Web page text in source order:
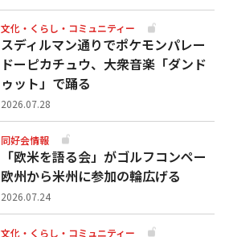
文化・くらし・コミュニティー
スディルマン通りでポケモンパレー
ドーピカチュウ、大衆音楽「ダンド
ゥット」で踊る
2026.07.28
同好会情報
「欧米を語る会」がゴルフコンペー
欧州から米州に参加の輪広げる
2026.07.24
文化・くらし・コミュニティー